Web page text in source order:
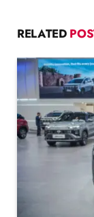
RELATED